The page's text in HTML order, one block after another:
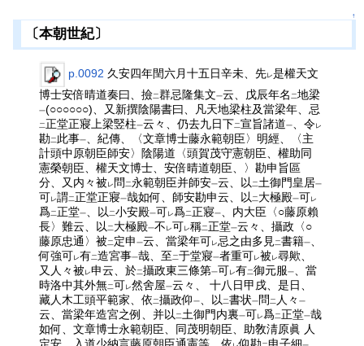
↑
〔本朝世紀〕
p.0092 久安四年閏六月十五日辛未、先レ是權天文
博士安倍晴道奏曰、撿二群忌隆集文一云、戊辰年名二地梁
一(○○○○○○)、又新撰陰陽書曰、凡天地梁柱及當梁年、忌
二正堂正寢上梁竪柱一云々、仍去九日下二宣旨諸道一、令レ
勘二此事一、紀傳、〈文章博士藤永範朝臣〉明經、〈主
計頭中原朝臣師安〉陰陽道〈頭賀茂守憲朝臣、權助同
憲榮朝臣、權天文博士、安倍晴道朝臣、〉勘申旨區
分、又内々被 レ 問二永範朝臣并師安一云、以二土御門皇居一
可レ謂二正堂正寢一哉如何、師安勘申云、以二大極殿一可レ
爲二正堂一、以二小安殿一可レ爲二正寢一、内大臣〈○藤原賴
長〉難云、以二大極殿一不 レ可レ稱二正堂一云々、攝政〈○
藤原忠通〉被二定申一云、當梁年可レ忌之由多見二書籍一、
何強可レ有二造宮事一哉、至二于堂寢一者重可レ被 レ尋歟、
又人々被 レ申云、於二攝政東三條第一可レ有二御元服一、當
時洛中其外無二可レ然舍屋一云々、 十八日甲戌、是日、
藏人木工頭平範家、依二攝政仰一、以二書状一 問二 人々一
云、當梁年造宮之例、并以二土御門内裏一可レ爲二正堂一哉
如何、文章博士永範朝臣、同茂明朝臣、助敎淸原眞 人